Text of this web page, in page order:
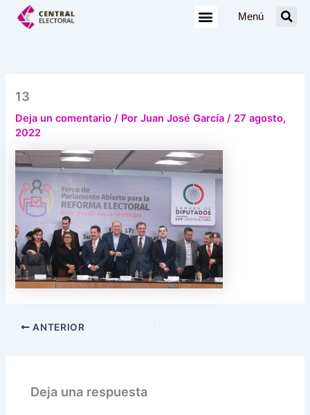
Menú
13
Deja un comentario / PorJuan José García/ 27 agosto,
2022
ANTERIOR
Deja una respuesta